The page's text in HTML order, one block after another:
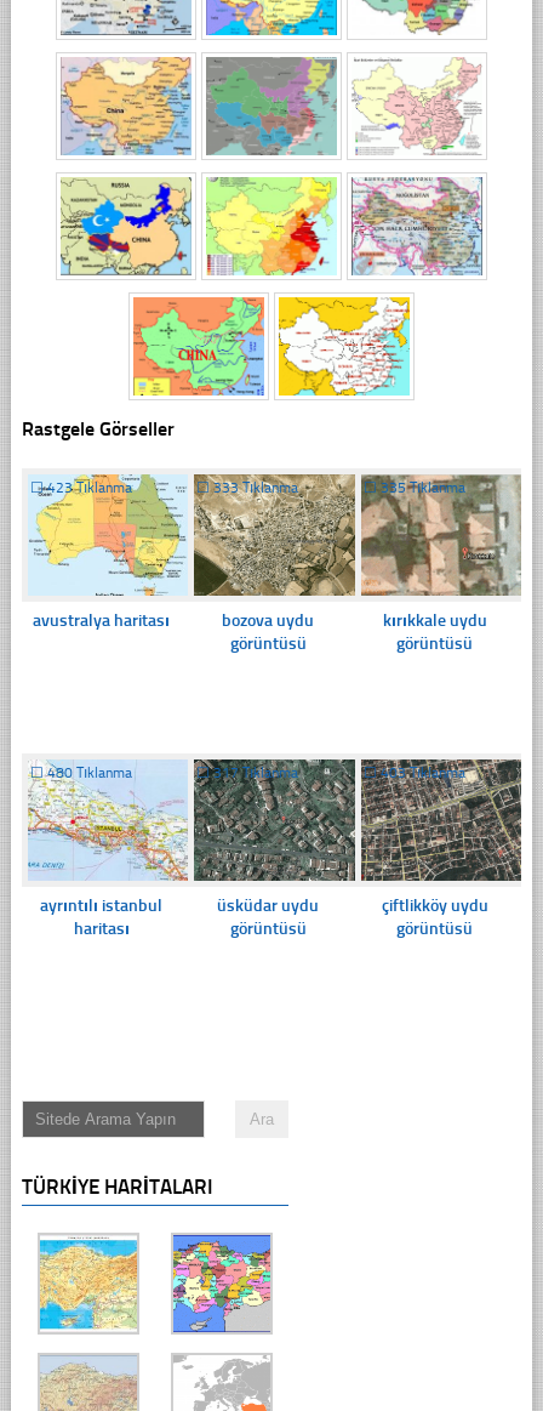
Rastgele Görseller
☐423 Tıklanma
avustralya haritası
☐333 Tıklanma
bozova uydu
görüntüsü
☐ 335 Tıklanma
kırıkkale uydu
görüntüsü
☐480 Tıklanma
ayrıntılı istanbul
haritası
☐317 Tıklanma
üsküdar uydu
görüntüsü
☐403 Tıklanma
çiftlikköy uydu
görüntüsü
TÜRKIYE HARITALARI